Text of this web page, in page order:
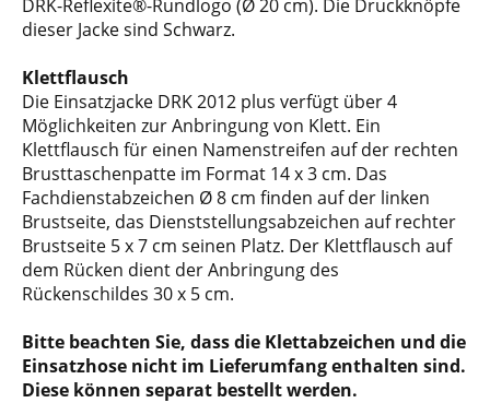
DRK-Reflexite®-Rundlogo (Ø 20 cm). Die Druckknöpfe
dieser Jacke sind Schwarz.
Klettflausch
Die Einsatzjacke DRK 2012 plus verfügt über 4
Möglichkeiten zur Anbringung von Klett. Ein
Klettflausch für einen Namenstreifen auf der rechten
Brusttaschenpatte im Format 14 x 3 cm. Das
Fachdienstabzeichen Ø 8 cm finden auf der linken
Brustseite, das Dienststellungsabzeichen auf rechter
Brustseite 5 x 7 cm seinen Platz. Der Klettflausch auf
dem Rücken dient der Anbringung des
Rückenschildes 30 x 5 cm.
Bitte beachten Sie, dass die Klettabzeichen und die
Einsatzhose nicht im Lieferumfang enthalten sind.
Diese können separat bestellt werden.